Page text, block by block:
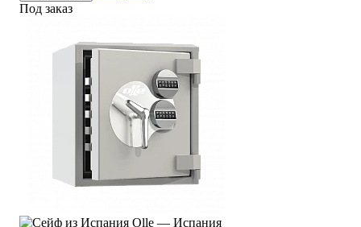
Под заказ
Olle — Испания